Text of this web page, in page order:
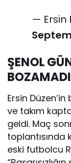
— Ersin
ŞENOL
Ersin
ve takım
geldi. Maç
toplantısında
eski futbolcu